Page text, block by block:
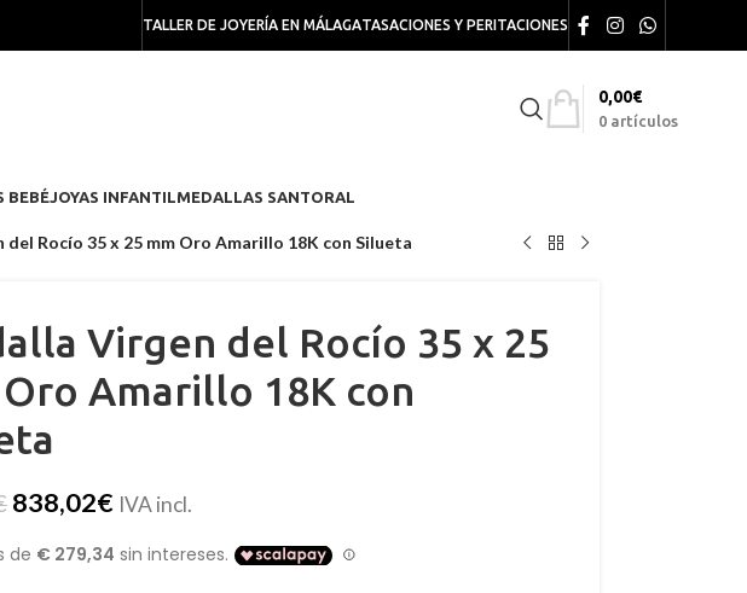
TALLER DE JOYERÍA EN MÁLAGATASACIONES Y PERITACIONES
0 artículos
0,00€
BEBÉJOYAS INFANTILMEDALLAS SANTORAL
del Rocío 35 x 25 mm Oro Amarillo 18K con Silueta
Virgen del Rocío 35 x 25
Amarillo 18K con
838,02€ IVA incl.